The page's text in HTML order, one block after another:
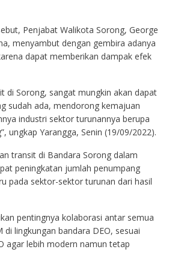
Penjabat Walikota Sorong, George
menyambut dengan gembira adanya
dapat memberikan dampak efek
di Sorong, sangat mungkin akan dapat
sudah ada, mendorong kemajuan
industri sektor turunannya berupa
ungkap Yarangga, Senin (19/09/2022).
transit di Bandara Sorong dalam
peningkatan jumlah penumpang
pada sektor-sektor turunan dari hasil
pentingnya kolaborasi antar semua
lingkungan bandara DEO, sesuai
agar lebih modern namun tetap